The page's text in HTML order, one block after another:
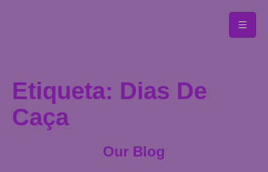
Etiqueta: Dias De
Caça
Our Blog